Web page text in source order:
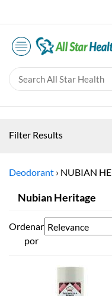
Filter Results
Deodorant › NUBIAN
Nubian Heritage
Ordenar
por